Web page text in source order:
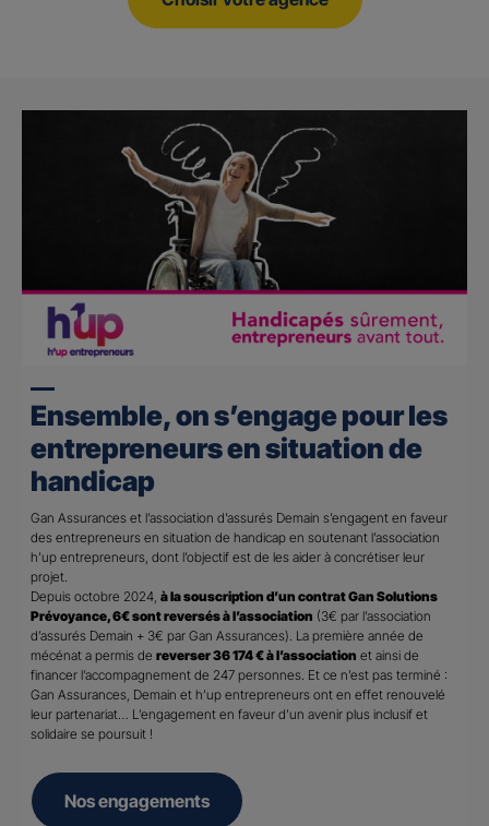
Ensemble, on s’engage pour les
entrepreneurs en situation de
handicap
Gan Assurances et l’association d’assurés Demain s’engagent en faveur
des entrepreneurs en situation de handicap en soutenant l’association
h’up entrepreneurs, dont l’objectif est de les aider à concrétiser leur
projet.
Depuis octobre 2024, à la souscription d’un contrat Gan Solutions
Prévoyance, 6€ sont reversés à l’association (3€ par l’association
d’assurés Demain + 3€ par Gan Assurances). La première année de
mécénat a permis de reverser 36 174 € à l’association et ainsi de
financer l’accompagnement de 247 personnes. Et ce n’est pas terminé :
Gan Assurances, Demain et h’up entrepreneurs ont en effet renouvelé
leur partenariat… L’engagement en faveur d’un avenir plus inclusif et
solidaire se poursuit !
Nos engagements